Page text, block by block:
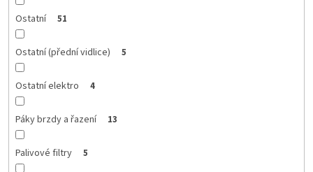
Ostatní 51
Ostatní (přední vidlice) 5
Ostatní elektro 4
Páky brzdy a řazení 13
Palivové filtry 5